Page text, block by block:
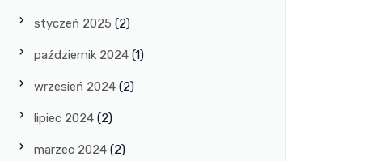
styczeń 2025 (2)
październik 2024 (1)
wrzesień 2024 (2)
lipiec 2024 (2)
marzec 2024 (2)